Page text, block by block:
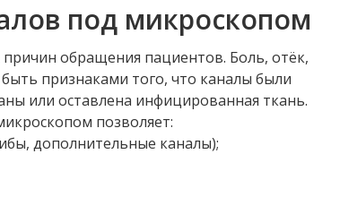
под микроскопом
обращения пациентов. Боль, отёк,
признаками того, что каналы были
или оставлена инфицированная ткань.
позволяет:
дополнительные каналы);